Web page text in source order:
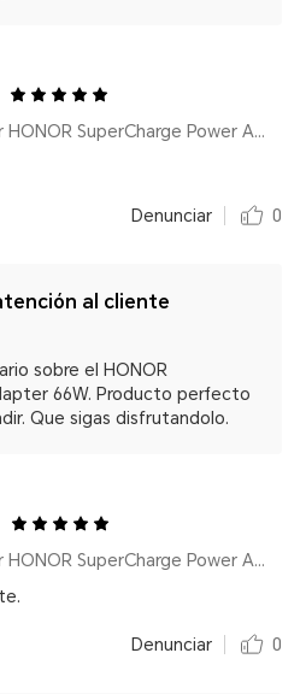
Por HONOR SuperCharge Power Adapter (Max 66W) White
Denunciar 0
al cliente
sobre el HONOR
66W. Producto perfecto
Que sigas disfrutandolo.
Por HONOR SuperCharge Power Adapter (Max 66W) White
Denunciar 0